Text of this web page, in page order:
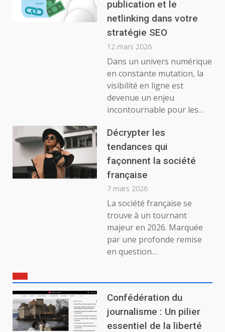
publication et le
netlinking dans votre
stratégie SEO
12 mars 2026
Dans un univers numérique
en constante mutation, la
visibilité en ligne est
devenue un enjeu
incontournable pour les…
Décrypter les
tendances qui
façonnent la société
française
7 mars 2026
La société française se
trouve à un tournant
majeur en 2026. Marquée
par une profonde remise
en question…
Confédération du
journalisme : Un pilier
essentiel de la liberté